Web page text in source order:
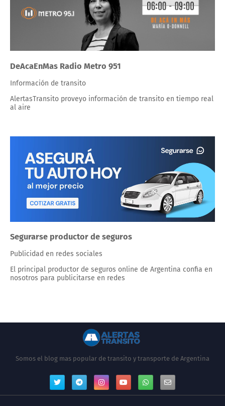
DeAcaEnMas Radio Metro 951
Información de transito
AlertasTransito proveyo información de transito en tiempo real
al aire
Segurarse productor de seguros
Publicidad en redes sociales
El principal productor de seguros online de Argentina confia en
nosotros para publicitarse en redes
Somos el blog mas popular de transito y transporte de Argentina